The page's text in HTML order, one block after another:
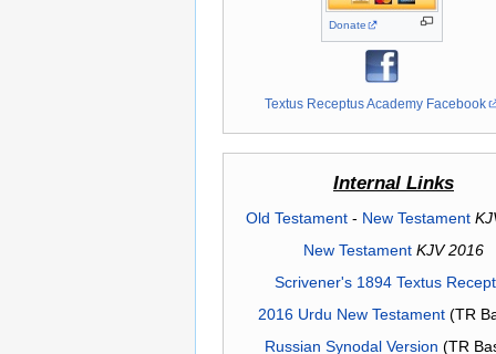
Donate
Textus Receptus Academy Facebook
Internal Links
Old Testament- New Testament
New Testament KJV 2016
Scrivener's 1894 Textus
2016 Urdu New Testament(TR
Russian Synodal Version (TR